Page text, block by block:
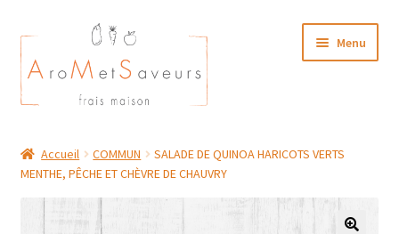
Aller
à
la
navigation
Aller
au
contenu
Menu
Plat du Jour/ Menu Week end
NOS BOUTIQUES
Accueil COMMUN
SALADE DE QUINOA HARICOTS VERTS
MENTHE, PÊCHE ET CHÈVRE DE CHAUVRY